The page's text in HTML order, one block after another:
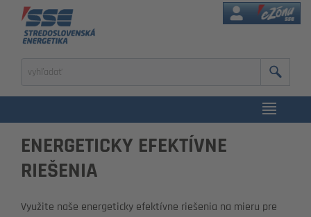
eZóna
Zadajte
výraz
ENERGETICKY EFEKTÍVNE
RIEŠENIA
Využite naše energeticky efektívne riešenia na mieru pre